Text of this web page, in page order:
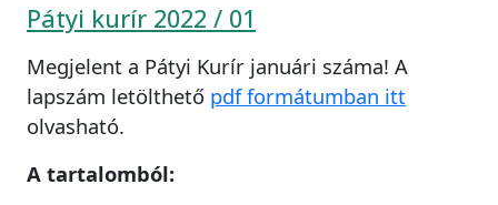
Pátyi kurír 2022 / 01
Megjelent a Pátyi Kurír januári száma! A
lapszám letölthető pdf formátumban itt
olvasható.
A tartalomból: